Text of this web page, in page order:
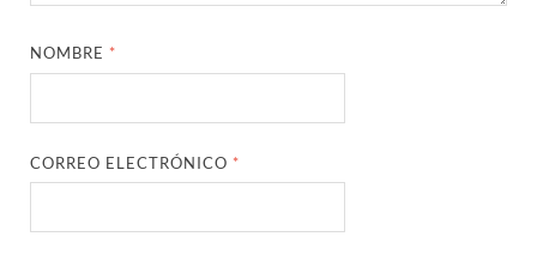
NOMBRE *
CORREO ELECTRÓNICO *